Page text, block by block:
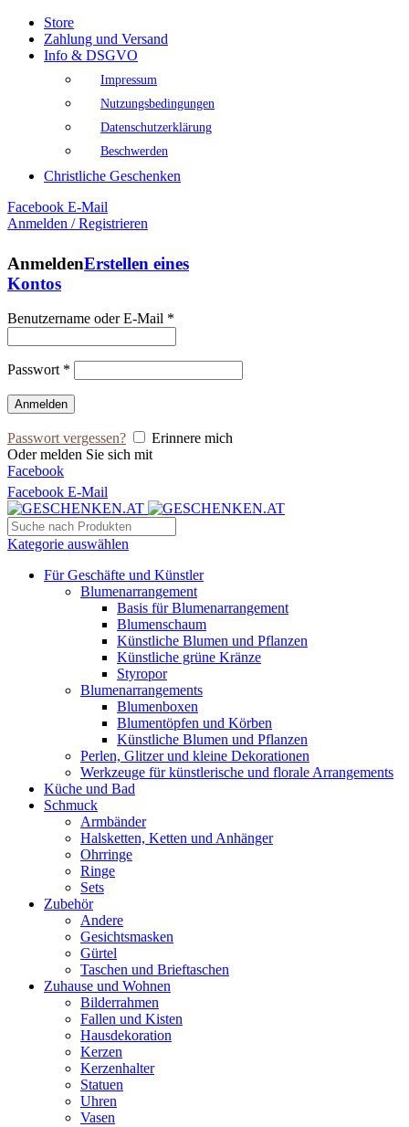
Store
Zahlung und Versand
Info & DSGVO
Impressum
Nutzungsbedingungen
Datenschutzerklärung
Beschwerden
Christliche Geschenken
Facebook E-Mail
Anmelden / Registrieren
AnmeldenErstellen eines
Kontos
Benutzername oder E-Mail *
Passwort *
Anmelden
Passwort vergessen?
Erinnere mich
Oder melden Sie sich mit
Facebook
Facebook E-Mail
Kategorie auswählen
Für Geschäfte und Künstler
Blumenarrangement
Basis für Blumenarrangement
Blumenschaum
Künstliche Blumen und Pflanzen
Künstliche grüne Kränze
Styropor
Blumenarrangements
Blumenboxen
Blumentöpfen und Körben
Künstliche Blumen und Pflanzen
Perlen, Glitzer und kleine Dekorationen
Werkzeuge für künstlerische und florale Arrangements
Küche und Bad
Schmuck
Armbänder
Halsketten, Ketten und Anhänger
Ohrringe
Ringe
Sets
Zubehör
Andere
Gesichtsmasken
Gürtel
Taschen und Brieftaschen
Zuhause und Wohnen
Bilderrahmen
Fallen und Kisten
Hausdekoration
Kerzen
Kerzenhalter
Statuen
Uhren
Vasen